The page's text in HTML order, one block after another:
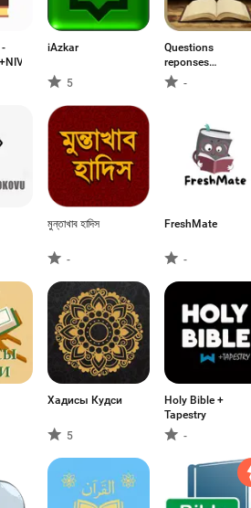
-
iAzkar
5
Questions
reponses
bibliques
-
মুন্তাখাব হাদিস
-
FreshMate
-
Хадисы Кудси
5
Holy Bible +
Tapestry
-